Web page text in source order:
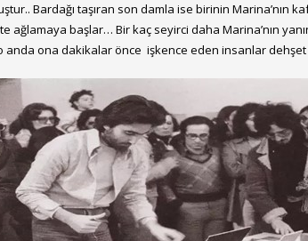
Bardağı taşıran son damla ise birinin
ağlamaya başlar… Bir kaç seyirci daha Marina’nın
ona dakikalar önce işkence eden insanlar dehşet